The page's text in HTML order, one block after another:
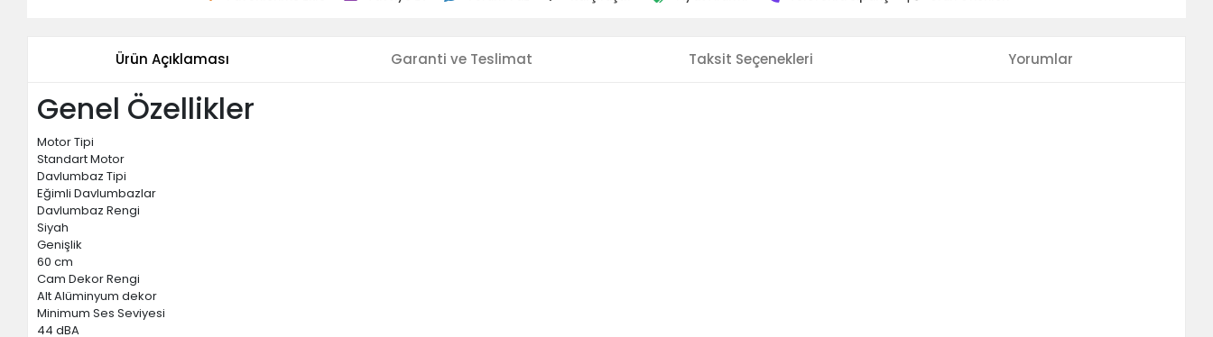
Ürün Açıklaması Garanti ve Teslimat Taksit Seçenekleri Yorumlar
Genel Özellikler
Motor Tipi
Standart Motor
Davlumbaz Tipi
Eğimli Davlumbazlar
Davlumbaz Rengi
Siyah
Genişlik
60 cm
Cam Dekor Rengi
Alt Alüminyum dekor
Minimum Ses Seviyesi
44 dBA